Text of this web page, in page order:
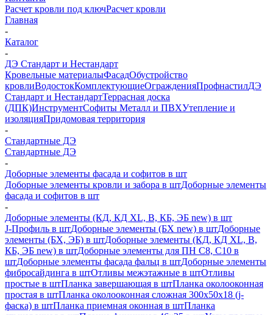
Расчет кровли под ключРасчет кровли
Главная
-
Каталог
-
ДЭ Стандарт и Нестандарт
Кровельные материалыФасадОбустройство
кровлиВодостокКомплектующиеОгражденияПрофнастилДЭ
Стандарт и НестандартТеррасная доска
(ДПК)ИнструментСофиты Металл и ПВХУтепление и
изоляцияПридомовая территория
-
Стандартные ДЭ
Стандартные ДЭ
-
Доборные элементы фасада и софитов в шт
Доборные элементы кровли и забора в штДоборные элементы
фасада и софитов в шт
-
Доборные элементы (КД, КД XL, В, КБ, ЭБ new) в шт
J-Профиль в штДоборные элементы (БХ new) в штДоборные
элементы (БХ, ЭБ) в штДоборные элементы (КД, КД XL, В,
КБ, ЭБ new) в штДоборные элементы для ПН С8, С10 в
штДоборные элементы фасада фальц в штДоборные элементы
фибросайдинга в штОтливы межэтажные в штОтливы
простые в штПланка завершающая в штПланка околооконная
простая в штПланка околооконная сложная 300х50х18 (j-
фаска) в штПланка приемная оконная в штПланка